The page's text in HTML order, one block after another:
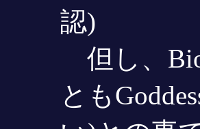
認)
但し、
とも